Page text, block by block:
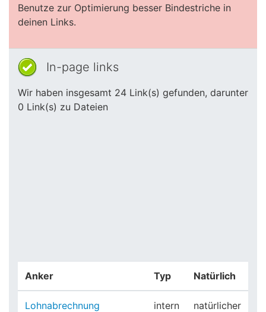
Benutze zur Optimierung besser Bindestriche in
deinen Links.
In-page links
Wir haben insgesamt 24 Link(s) gefunden, darunter
0 Link(s) zu Dateien
Anker Typ Natürlich
Lohnabrechnung intern
natürlicher